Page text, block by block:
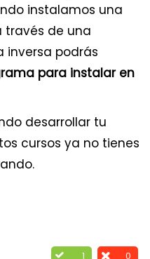
instalamos una
través de una
inversa podrás
para instalar en
desarrollar tu
cursos ya no tienes
1 0